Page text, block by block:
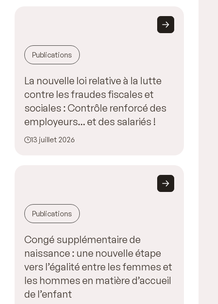
Publications
La nouvelle loi relative à la lutte
contre les fraudes fiscales et
sociales : Contrôle renforcé des
employeurs… et des salariés !
13 juillet 2026
Publications
Congé supplémentaire de
naissance : une nouvelle étape
vers l’égalité entre les femmes et
les hommes en matière d’accueil
de l’enfant